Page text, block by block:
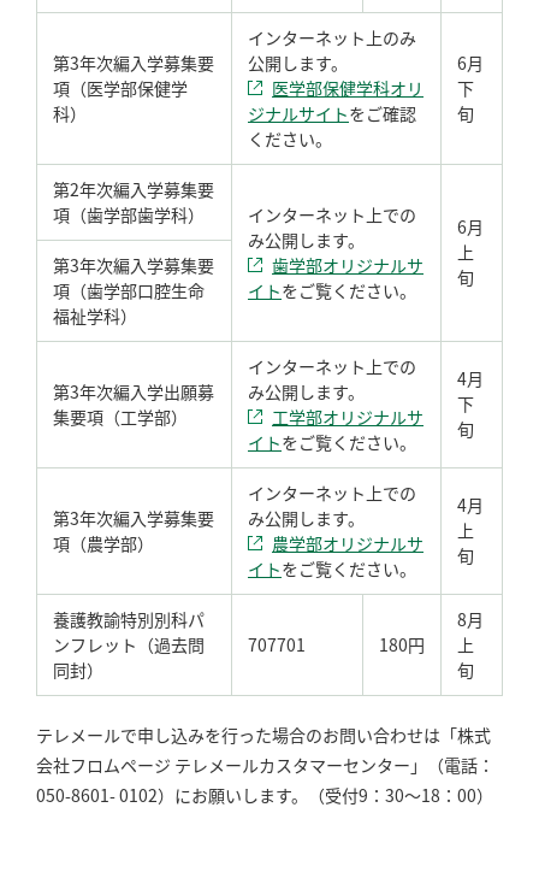
第3年次編入学募集要
項（医学部保健学
科）
インターネット上のみ
公開します。
医学部保健学科オリ
ジナルサイトをご確認
ください。
6月
下
旬
第2年次編入学募集要
項（歯学部歯学科）
インターネット上での
み公開します。
歯学部オリジナルサ
イトをご覧ください。
6月
上
旬
第3年次編入学募集要
項（歯学部口腔生命
福祉学科）
第3年次編入学出願募
集要項（工学部）
インターネット上での
み公開します。
工学部オリジナルサ
イトをご覧ください。
4月
下
旬
第3年次編入学募集要
項（農学部）
インターネット上での
み公開します。
農学部オリジナルサ
イトをご覧ください。
4月
上
旬
養護教諭特別別科パ
ンフレット（過去問
同封）
707701 180円
8月
上
旬
テレメールで申し込みを行った場合のお問い合わせは「株式
会社フロムページ テレメールカスタマーセンター」（電話：
050-8601- 0102）にお願いします。（受付9：30～18：00）